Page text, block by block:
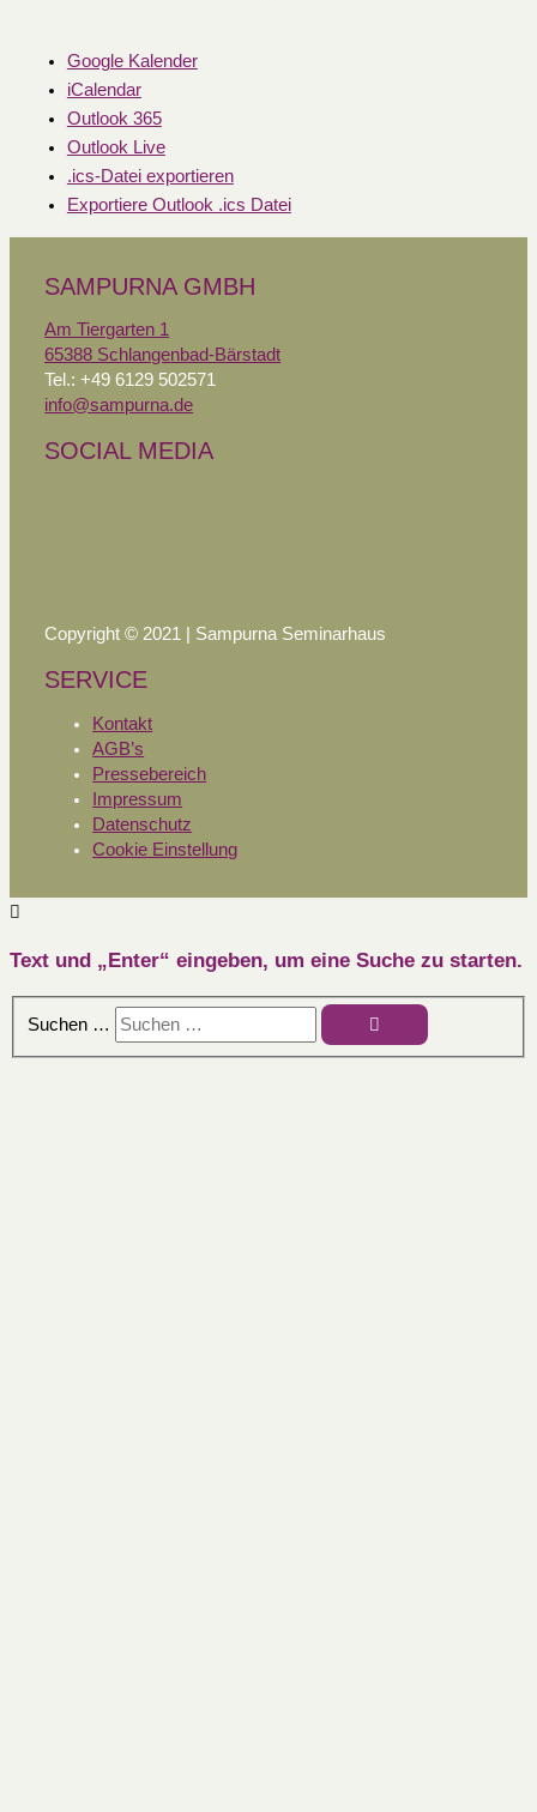
Google Kalender
iCalendar
Outlook 365
Outlook Live
.ics-Datei exportieren
Exportiere Outlook .ics Datei
SAMPURNA GMBH
Am Tiergarten 1
65388 Schlangenbad-Bärstadt
Tel.: +49 6129 502571
info@sampurna.de
SOCIAL MEDIA
Copyright © 2021 | Sampurna Seminarhaus
SERVICE
Kontakt
AGB’s
Pressebereich
Impressum
Datenschutz
Cookie Einstellung
Text und „Enter“ eingeben, um eine Suche zu starten.
Suchen …